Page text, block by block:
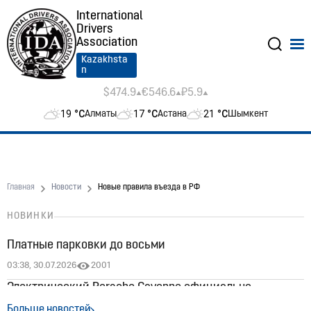
International
Drivers
Association
Kazakhsta
n
$474.9 €546.6 ₽5.9
19 °CАлматы 17 °CАстана 21 °CШымкент
Главная Новости Новые правила въезда в РФ
НОВИНКИ
Платные парковки до восьми
03:38, 30.07.2026 2001
Электрический Porsche Cayenne официально
появился в Казахстане: цены стартуют от 60 млн